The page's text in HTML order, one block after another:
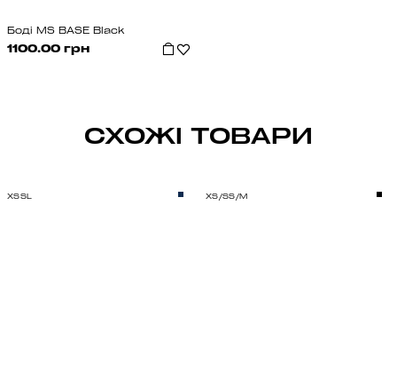
Боді MS BASE Black
1100.00 грн
СХОЖІ ТОВАРИ
XSSL XS/SS/M